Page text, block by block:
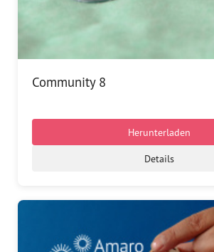
Community 8
Herunterladen
Details